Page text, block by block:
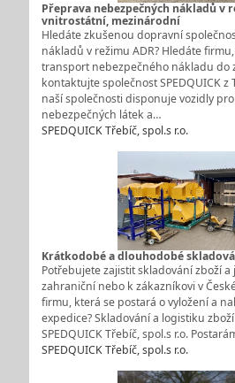
Přeprava nebezpečných nákladů v
vnitrostátní, mezinárodní
Hledáte zkušenou dopravní
nákladů v režimu ADR? Hledáte
transport nebezpečného nákladu do
kontaktujte společnost SPEDQUICK z
naší společnosti disponuje vozidly
nebezpečných látek a…
SPEDQUICK Třebíč, spol.s r.o.
Krátkodobé a dlouhodobé
Potřebujete zajistit skladování zboží
zahraniční nebo k zákazníkovi v
firmu, která se postará o vyložení a
expedice? Skladování a logistiku
SPEDQUICK Třebíč, spol.s r.o.
SPEDQUICK Třebíč, spol.s r.o.